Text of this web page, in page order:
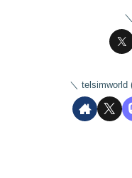
telsimworld